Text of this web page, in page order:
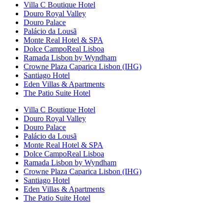
Villa C Boutique Hotel
Douro Royal Valley
Douro Palace
Palácio da Lousã
Monte Real Hotel & SPA
Dolce CampoReal Lisboa
Ramada Lisbon by Wyndham
Crowne Plaza Caparica Lisbon (IHG)
Santiago Hotel
Eden Villas & Apartments
The Patio Suite Hotel
Villa C Boutique Hotel
Douro Royal Valley
Douro Palace
Palácio da Lousã
Monte Real Hotel & SPA
Dolce CampoReal Lisboa
Ramada Lisbon by Wyndham
Crowne Plaza Caparica Lisbon (IHG)
Santiago Hotel
Eden Villas & Apartments
The Patio Suite Hotel